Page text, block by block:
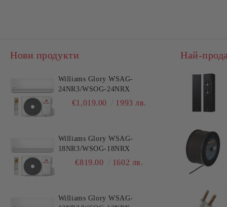
Нови продукти
Williams Glory WSAG-
24NR3/WSOG-24NRX
€1,019.00 1993 лв.
Williams Glory WSAG-
18NR3/WSOG-18NRX
€819.00 1602 лв.
Williams Glory WSAG-
Най-